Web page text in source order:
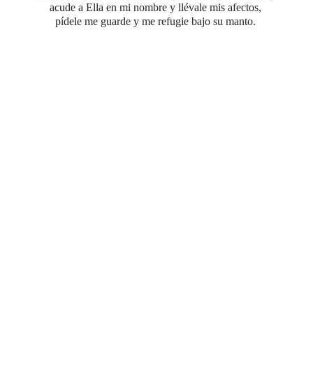
acude a Ella en mi nombre y llévale mis afectos,
pídele me guarde y me refugie bajo su manto.